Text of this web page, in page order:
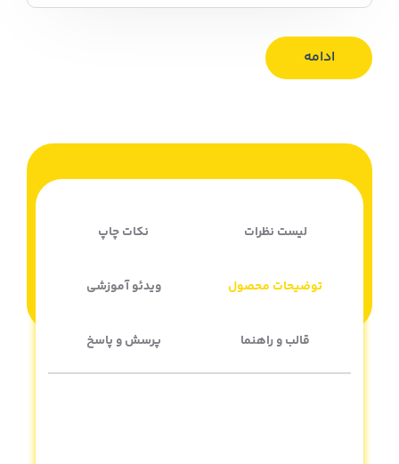
ادامه
لیست نظرات نکات چاپ
توضیحات محصول ویدئو آموزشی
قالب و راهنما پرسش و پاسخ